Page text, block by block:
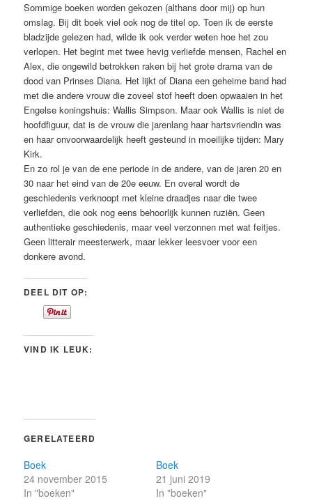
Sommige boeken worden gekozen (althans door mij) op hun
omslag. Bij dit boek viel ook nog de titel op. Toen ik de eerste
bladzijde gelezen had, wilde ik ook verder weten hoe het zou
verlopen. Het begint met twee hevig verliefde mensen, Rachel en
Alex, die ongewild betrokken raken bij het grote drama van de
dood van Prinses Diana. Het lijkt of Diana een geheime band had
met die andere vrouw die zoveel stof heeft doen opwaaien in het
Engelse koningshuis: Wallis Simpson. Maar ook Wallis is niet de
hoofdfiguur, dat is de vrouw die jarenlang haar hartsvriendin was
en haar onvoorwaardelijk heeft gesteund in moeilijke tijden: Mary
Kirk.
En zo rol je van de ene periode in de andere, van de jaren 20 en
30 naar het eind van de 20e eeuw. En overal wordt de
geschiedenis verknoopt met kleine draadjes naar die twee
verliefden, die ook nog eens behoorlijk kunnen ruziën. Geen
authentieke geschiedenis, maar veel verzonnen met wat feitjes.
Geen litterair meesterwerk, maar lekker leesvoer voor een
donkere avond.
DEEL DIT OP:
VIND IK LEUK:
GERELATEERD
Boek
24 november 2015
In "boeken"
Boek
21 juni 2019
In "boeken"